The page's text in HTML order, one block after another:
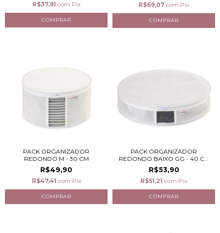
R$37,91 com Pix R$69,07 com Pix
PACK ORGANIZADOR
REDONDO M - 30 CM
R$49,90
R$47,41 com Pix
PACK ORGANIZADOR
REDONDO BAIXO GG - 40 C...
R$53,90
R$51,21 com Pix